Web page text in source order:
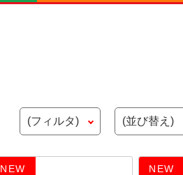
NEW NEW